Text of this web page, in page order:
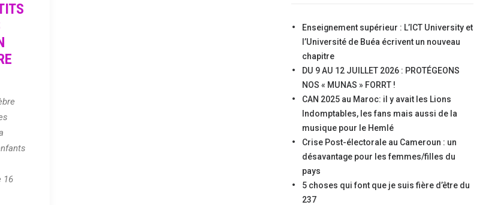
16
Enseignement supérieur : L’ICT University et
l’Université de Buéa écrivent un nouveau
chapitre
DU 9 AU 12 JUILLET 2026 : PROTÉGEONS
NOS « MUNAS » FORRT !
CAN 2025 au Maroc: il y avait les Lions
Indomptables, les fans mais aussi de la
musique pour le Hemlé
Crise Post-électorale au Cameroun : un
désavantage pour les femmes/filles du
pays
5 choses qui font que je suis fière d’être du
237